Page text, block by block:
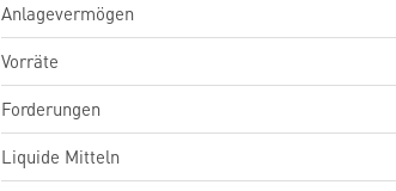
Anlagevermögen
Vorräte
Forderungen
Liquide Mitteln